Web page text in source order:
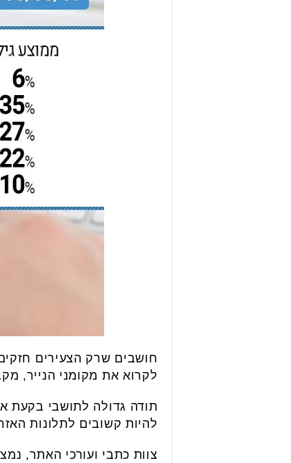
לקרוא את מקומני הנייר,
תודה גדולה לתושבי בקעת
להיות קשובים לתלונות
צוות כתבי ועורכי האתר,